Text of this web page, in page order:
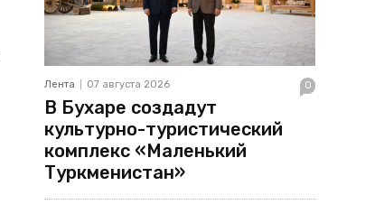
Лента 07 августа 2026 0
В Бухаре создадут
культурно-туристический
комплекс «Маленький
Туркменистан»